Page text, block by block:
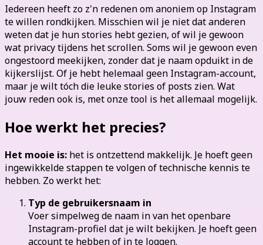
Iedereen heeft zo z'n redenen om anoniem op Instagram
te willen rondkijken. Misschien wil je niet dat anderen
weten dat je hun stories hebt gezien, of wil je gewoon
wat privacy tijdens het scrollen. Soms wil je gewoon even
ongestoord meekijken, zonder dat je naam opduikt in de
kijkerslijst. Of je hebt helemaal geen Instagram-account,
maar je wilt tóch die leuke stories of posts zien. Wat
jouw reden ook is, met onze tool is het allemaal mogelijk.
Hoe werkt het precies?
Het mooie is: het is ontzettend makkelijk. Je hoeft geen
ingewikkelde stappen te volgen of technische kennis te
hebben. Zo werkt het:
Typ de gebruikersnaam in
Voer simpelweg de naam in van het openbare
Instagram-profiel dat je wilt bekijken. Je hoeft geen
account te hebben of in te loggen.